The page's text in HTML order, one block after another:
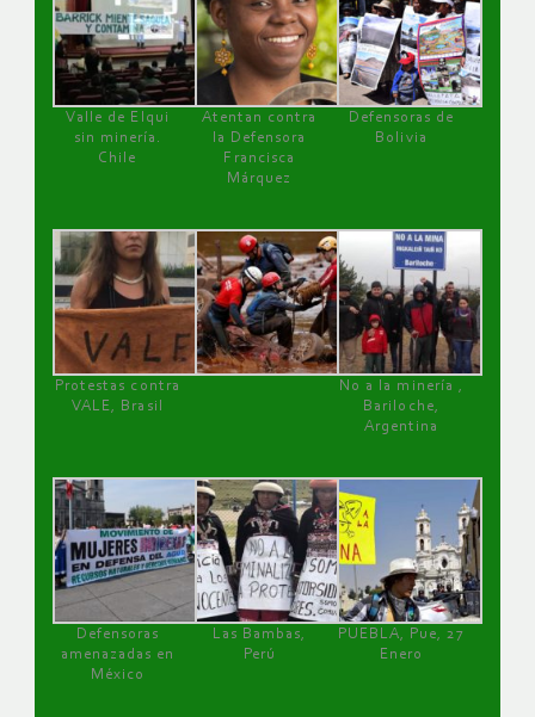
Valle de Elqui
sin minería.
Chile
Atentan contra
la Defensora
Francisca
Márquez
Defensoras de
Bolivia
Protestas contra
VALE, Brasil
No a la minería ,
Bariloche,
Argentina
Defensoras
amenazadas en
México
Las Bambas,
Perú
PUEBLA, Pue, 27
Enero